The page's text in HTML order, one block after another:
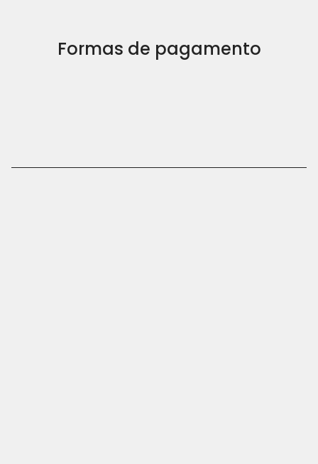
Formas de pagamento